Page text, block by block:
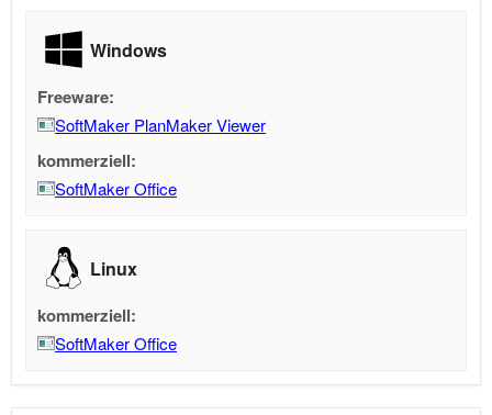
Windows
Freeware:
SoftMaker PlanMaker Viewer
kommerziell:
SoftMaker Office
Linux
kommerziell:
SoftMaker Office